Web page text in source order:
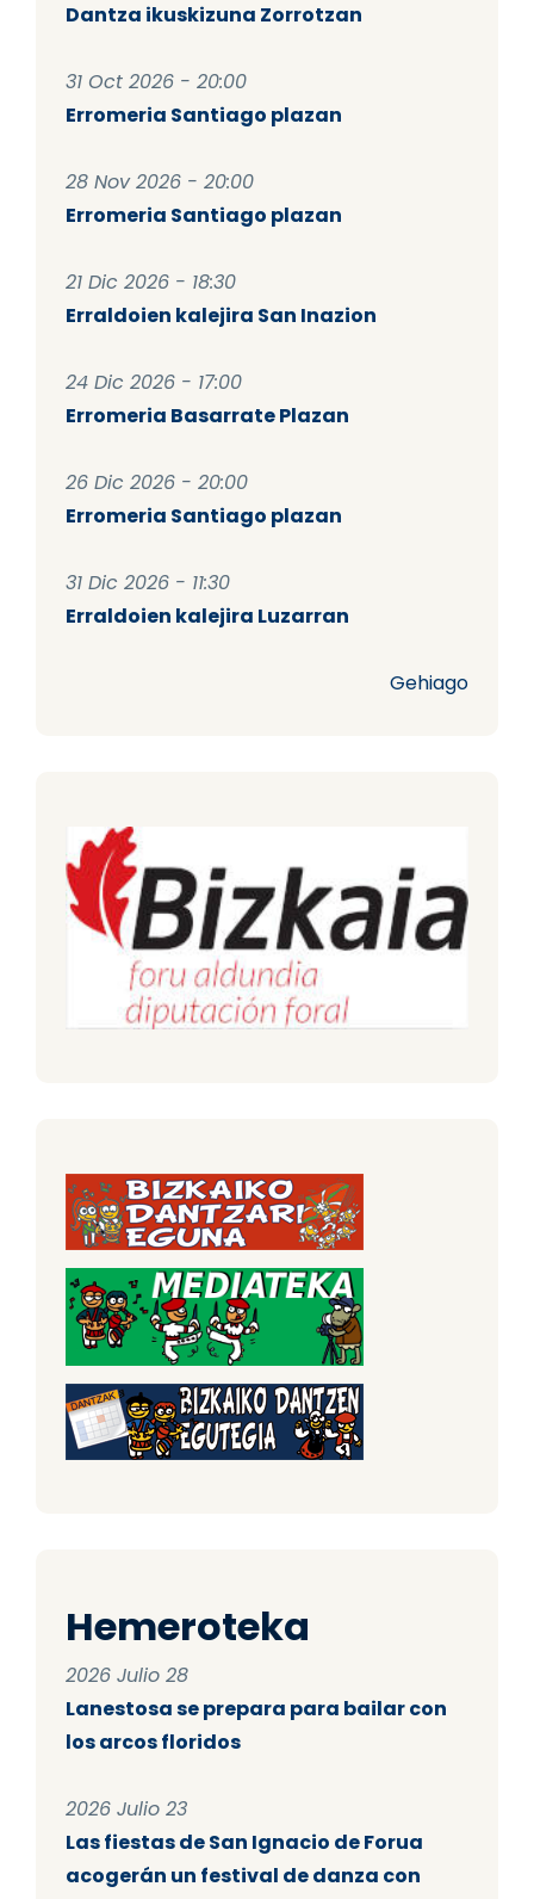
Dantza ikuskizuna Zorrotzan
31 Oct 2026 - 20:00
Erromeria Santiago plazan
28 Nov 2026 - 20:00
Erromeria Santiago plazan
21 Dic 2026 - 18:30
Erraldoien kalejira San Inazion
24 Dic 2026 - 17:00
Erromeria Basarrate Plazan
26 Dic 2026 - 20:00
Erromeria Santiago plazan
31 Dic 2026 - 11:30
Erraldoien kalejira Luzarran
Gehiago
Hemeroteka
2026 Julio 28
Lanestosa se prepara para bailar con
los arcos floridos
2026 Julio 23
Las fiestas de San Ignacio de Forua
acogerán un festival de danza con